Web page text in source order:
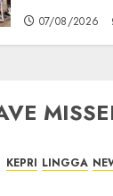
07/08/2026
KEPRI LINGGA